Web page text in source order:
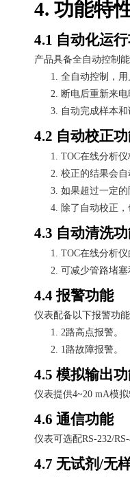
4. 功能特
4.1 自动化运
产品具备全自动控制
1. 全自动控制，用
2. 断电后重新来电
3.
自动完成样本
4.2 自动校正
1. TOC在线分析
2. 校正的结果会自
3. 如果超过一定
4.
除了自动校正
4.3 自动清洗
1. TOC在线分析仪
2. 可减少管路堵塞
4.4 报警功能
仪表配备以下报警功能
1. 2路高点报警。
2. 1路故障报警。
4.5 模拟输出
仪表提供4~20 mA模
4.6 通信功能
仪表可选配RS-232/
4.7 无试剂/无